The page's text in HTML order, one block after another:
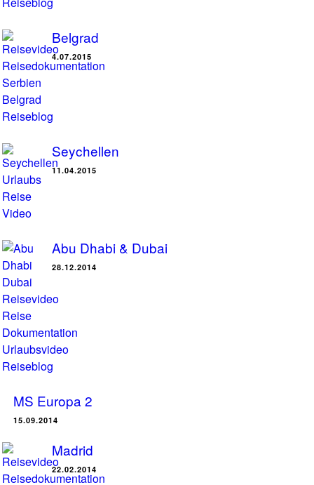
Belgrad
4.07.2015
Seychellen
11.04.2015
Abu Dhabi & Dubai
28.12.2014
MS Europa 2
15.09.2014
Madrid
22.02.2014